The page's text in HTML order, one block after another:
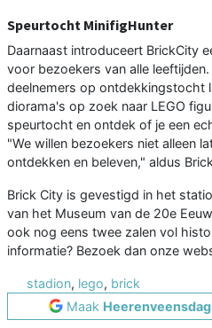
Speurtocht MinifigHunter
Daarnaast introduceert BrickCity
voor bezoekers van alle
deelnemers op ontdekkingstocht
diorama's op zoek naar LEGO
speurtocht en ontdek of je een
"We willen bezoekers niet alleen
ontdekken en beleven," aldus
Brick City is gevestigd in het
van het Museum van de 20e
ook nog eens twee zalen vol
informatie? Bezoek dan onze
stadion, lego, brick
Maak